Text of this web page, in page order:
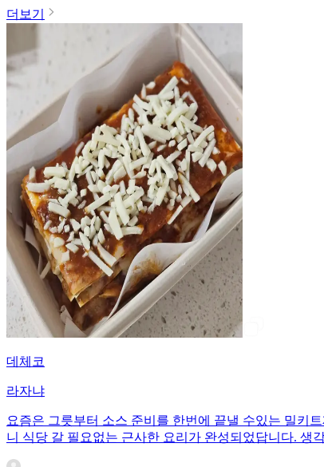
더보기
데체코
라자냐
요즘은 그릇부터 소스 준비를 한번에 끝낼 수있는 밀키
니 식당 갈 필요없는 근사한 요리가 완성되었답니다. 생